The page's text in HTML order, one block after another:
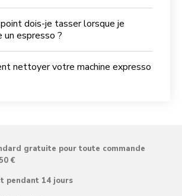
dois-je tasser lorsque je
un espresso ?
nettoyer votre machine expresso
gratuite pour toute commande
€
pendant 14 jours